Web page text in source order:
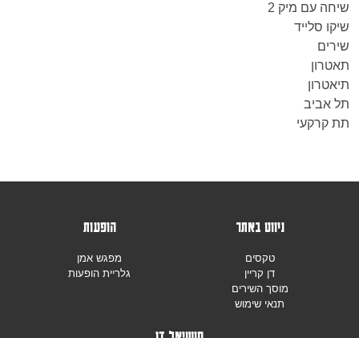
שיחה עם מיק 2
שיקו סלייד
שירים
תאטרון
תיאטרון
תל אביב
תת קרקעי
ניווט באתר
טקסים
דן קריין
מוסך השירים
תנאי שימוש
הופעות
מפגש אמן
גלריית הופעות